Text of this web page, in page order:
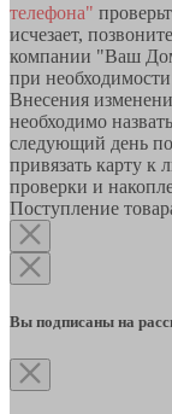
телефона"
исчезает,
компании "Ваш
при
Внесения
необходимо
следующий день
привязать карту к
проверки и
Поступление
Вы подписаны на